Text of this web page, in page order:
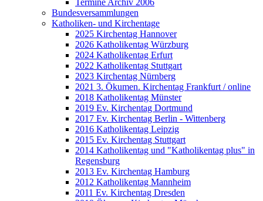
Termine Archiv 2006
Bundesversammlungen
Katholiken- und Kirchentage
2025 Kirchentag Hannover
2026 Katholikentag Würzburg
2024 Katholikentag Erfurt
2022 Katholikentag Stuttgart
2023 Kirchentag Nürnberg
2021 3. Ökumen. Kirchentag Frankfurt / online
2018 Katholikentag Münster
2019 Ev. Kirchentag Dortmund
2017 Ev. Kirchentag Berlin - Wittenberg
2016 Katholikentag Leipzig
2015 Ev. Kirchentag Stuttgart
2014 Katholikentag und "Katholikentag plus" in
Regensburg
2013 Ev. Kirchentag Hamburg
2012 Katholikentag Mannheim
2011 Ev. Kirchentag Dresden